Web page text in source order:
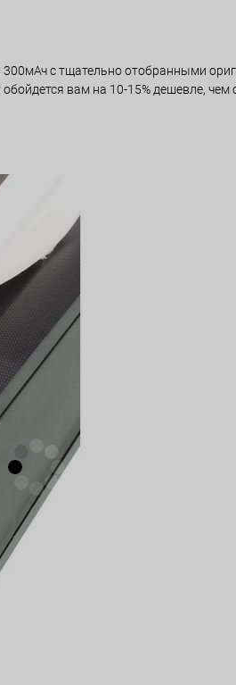
300мАч с тщательно отобранными
вам на 10-15% дешевле, чем